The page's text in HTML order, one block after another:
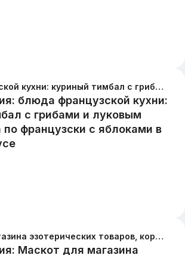
блюда французской кухни: куриный тимбал с грибами и луковым пюре,курица по французски с яблоками в овощном соусе
Маскот для магазина эзотерических товаров, корпоративный герой - солнце золотое, улыбающееся с минералом в руке, в одежде